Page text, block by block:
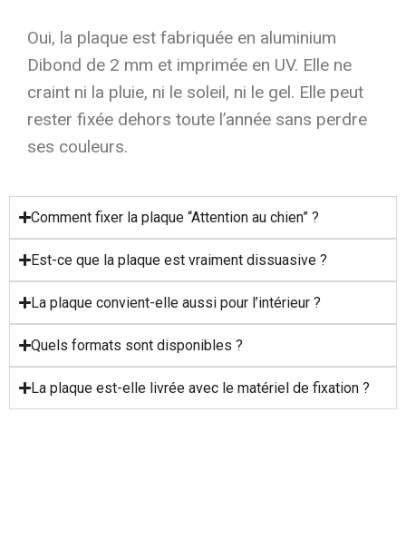
Oui, la plaque est fabriquée en aluminium
Dibond de 2 mm et imprimée en UV. Elle ne
craint ni la pluie, ni le soleil, ni le gel. Elle peut
rester fixée dehors toute l’année sans perdre
ses couleurs.
Comment fixer la plaque “Attention au chien” ?
Est-ce que la plaque est vraiment dissuasive ?
La plaque convient-elle aussi pour l’intérieur ?
Quels formats sont disponibles ?
La plaque est-elle livrée avec le matériel de fixation ?